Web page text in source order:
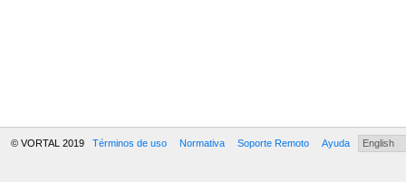
© VORTAL 2019 Términos de uso Normativa Soporte Remoto Ayuda